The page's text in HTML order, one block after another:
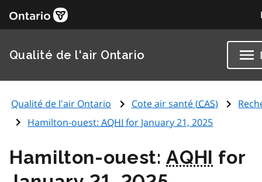
Qualité de l'air Ontario
Qualité de l'air Ontario Cote air santé (CAS)
Hamilton-ouest:AQHI for January 21, 2025
Hamilton-ouest:AQHI for